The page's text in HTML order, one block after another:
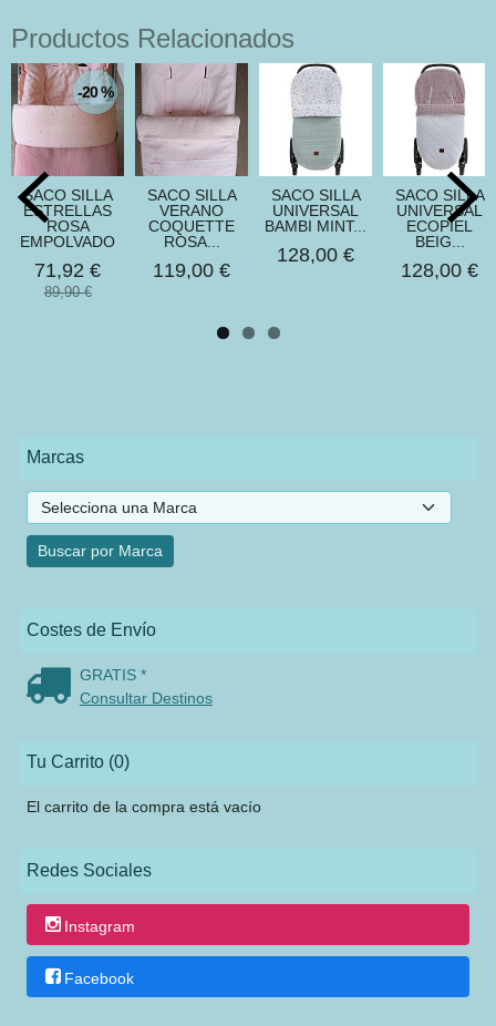
Marcas
Costes de Envío
GRATIS *
Consultar Destinos
Tu Carrito (0)
El carrito de la compra está vacío
Redes Sociales
Instagram
Facebook
Productos Relacionados
-20 %
SACO SILLA
ESTRELLAS
ROSA
EMPOLVADO
71,92 €
89,90 €
SACO SILLA
VERANO
COQUETTE
ROSA...
119,00 €
SACO SILLA
UNIVERSAL
BAMBI MINT...
128,00 €
SACO SILLA
UNIVERSAL
ECOPIEL
BEIG...
128,00 €